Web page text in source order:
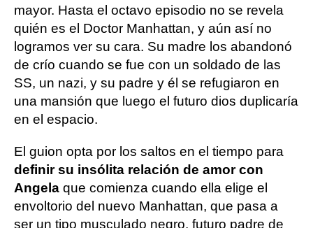
mayor. Hasta el octavo episodio no se revela
quién es el Doctor Manhattan, y aún así no
logramos ver su cara. Su madre los abandonó
de crío cuando se fue con un soldado de las
SS, un nazi, y su padre y él se refugiaron en
una mansión que luego el futuro dios duplicaría
en el espacio.
El guion opta por los saltos en el tiempo para
definir su insólita relación de amor con
Angela que comienza cuando ella elige el
envoltorio del nuevo Manhattan, que pasa a
ser un tipo musculado negro, futuro padre de